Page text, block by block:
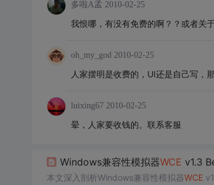
多啦A孟 2010-02-25
我恨哪，有没有免费的啊？？或者关
oh_my_god 2010-02-25
人家摆明是收费的，UI还是自己写，
luixing67 2010-02-25
晕，人家要收钱的。联系客服
Windows兼容性模拟器WCE v1.3
本文深入剖析Windows兼容性模拟器WCE